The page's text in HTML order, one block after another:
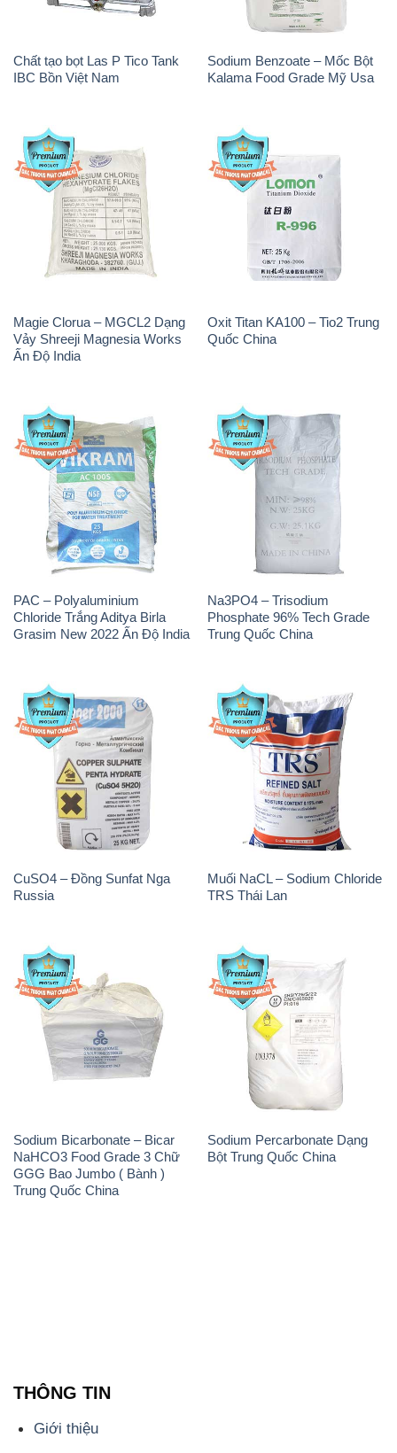
Chất tạo bọt Las P Tico Tank
IBC Bồn Việt Nam
Sodium Benzoate – Mốc Bột
Kalama Food Grade Mỹ Usa
Magie Clorua – MGCL2 Dạng
Vảy Shreeji Magnesia Works
Ấn Độ India
Oxit Titan KA100 – Tio2 Trung
Quốc China
PAC – Polyaluminium
Chloride Trắng Aditya Birla
Grasim New 2022 Ấn Độ India
Na3PO4 – Trisodium
Phosphate 96% Tech Grade
Trung Quốc China
CuSO4 – Đồng Sunfat Nga
Russia
Muối NaCL – Sodium Chloride
TRS Thái Lan
Sodium Bicarbonate – Bicar
NaHCO3 Food Grade 3 Chữ
GGG Bao Jumbo ( Bành )
Trung Quốc China
Sodium Percarbonate Dạng
Bột Trung Quốc China
THÔNG TIN
Giới thiệu